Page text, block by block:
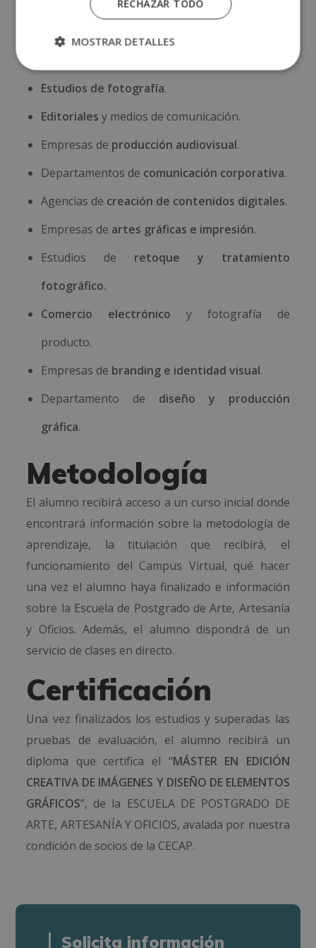
Estudios de fotografía.
Editorialesy medios de comunicación.
Empresas de producción audiovisual.
Departamentos de comunicación corporativa.
Agencias de creación de contenidos digitales.
Empresas de artes gráficas e impresión.
Estudios de retoque y tratamiento
fotográfico.
Comercio electrónico y fotografía de
producto.
Empresas de branding e identidad visual.
Departamento de diseño y producción
gráfica.
Metodología
El alumno recibirá acceso a un curso inicial donde
encontrará información sobre la metodología de
aprendizaje, la titulación que recibirá, el
funcionamiento del Campus Virtual, qué hacer
una vez el alumno haya finalizado e información
sobre la Escuela de Postgrado de Arte, Artesanía
y Oficios. Además, el alumno dispondrá de un
servicio de clases en directo.
Certificación
Una vez finalizados los estudios y superadas las
pruebas de evaluación, el alumno recibirá un
diploma que certifica el “MÁSTER EN EDICIÓN
CREATIVA DE IMÁGENES Y DISEÑO DE ELEMENTOS
GRÁFICOS”, de la ESCUELA DE POSTGRADO DE
ARTE, ARTESANÍA Y OFICIOS, avalada por nuestra
condición de socios de la CECAP.
Solicita información
RECHAZAR TODO
MOSTRAR DETALLES